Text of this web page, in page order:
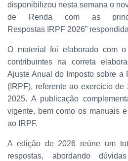
disponibilizou nesta semana o
de Renda com as
Respostas IRPF 2026”
O material foi elaborado com
contribuintes na correta
Ajuste Anual do Imposto sobre a
(IRPF), referente ao exercício
2025. A publicação
vigente, bem como os manuais
ao IRPF.
A edição de 2026 reúne um
respostas, abordando